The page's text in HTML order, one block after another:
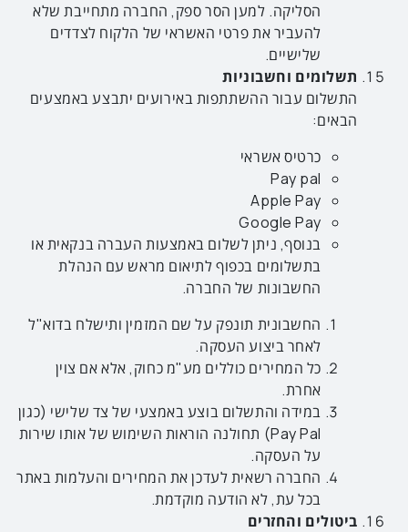
הסליקה. למען הסר ספק, החברה מתחייבת שלא
להעביר את פרטי האשראי של הלקוח לצדדים
שלישיים.
תשלומים וחשבוניות
התשלום עבור ההשתתפות באירועים יתבצע באמצעים
הבאים:
כרטיס אשראי
Pay pal
Apple Pay
Google Pay
בנוסף, ניתן לשלום באמצעות העברה בנקאית או
בתשלומים בכפוף לתיאום מראש עם הנהלת
החשבונות של החברה.
החשבונית תונפק על שם המזמין ותישלח בדוא"ל
לאחר ביצוע העסקה.
כל המחירים כוללים מע"מ כחוק, אלא אם צוין
אחרת.
במידה והתשלום בוצע באמצעי של צד שלישי (כגון
Pay Pal) תחולנה הוראות השימוש של אותו שירות
על העסקה.
החברה רשאית לעדכן את המחירים והעלמות באתר
בכל עת, לא הודעה מוקדמת.
ביטולים והחזרים